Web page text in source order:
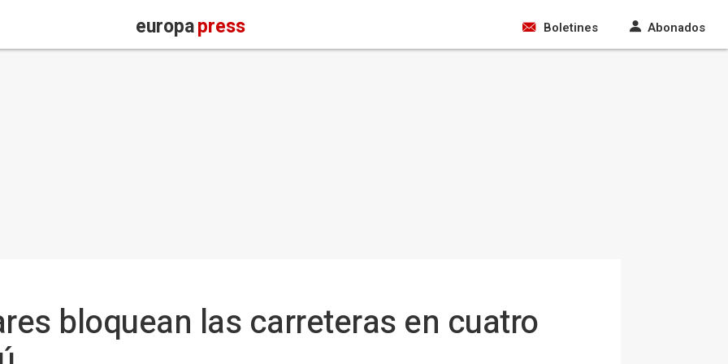
europapress Boletines Abonados
bloquean las carreteras en cuatro